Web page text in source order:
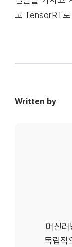
고 TensorRT
Written by
머신
독립적